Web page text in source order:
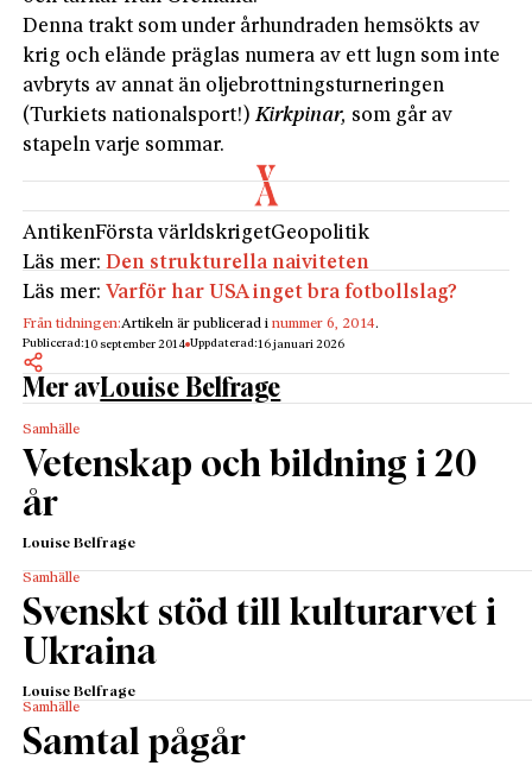
Denna trakt som under århundraden hemsökts av
krig och elände präglas numera av ett lugn som inte
avbryts av annat än oljebrottningsturneringen
(Turkiets nationalsport!)Kirkpinar, som går av
stapeln varje sommar.
AntikenFörsta världskrigetGeopolitik
Läs mer:Den strukturella naiviteten
Läs mer: Varför har USA inget bra fotbollslag?
Från tidningen:Artikeln är publicerad inummer 6, 2014.
Publicerad:10 september 2014 Uppdaterad:16 januari 2026
Mer avLouise Belfrage
Samhälle
Vetenskap och bildning i 20
år
Louise Belfrage
Samhälle
Svenskt stöd till kulturarvet i
Ukraina
Louise Belfrage
Samhälle
Samtal pågår